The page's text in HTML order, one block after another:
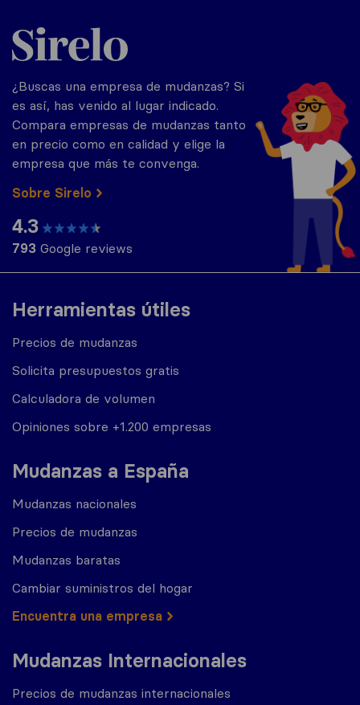
Herramientas útiles
Precios de mudanzas
Solicita presupuestos gratis
Calculadora de volumen
Opiniones sobre +1.200 empresas
Mudanzas a España
Mudanzas nacionales
Precios de mudanzas
Mudanzas baratas
Cambiar suministros del hogar
Encuentra una empresa
Mudanzas Internacionales
Precios de mudanzas internacionales
Sirelo.es
¿Buscas una empresa de mudanzas? Si
es así, has venido al lugar indicado.
Compara empresas de mudanzas tanto
en precio como en calidad y elige la
empresa que más te convenga.
Sobre Sirelo
4.3
793 Google reviews